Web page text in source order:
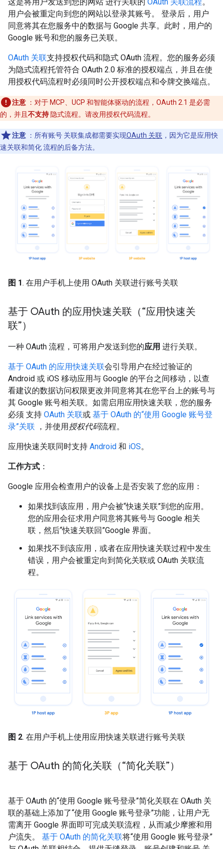
用户会被重定向到您的网站以登录其账号。 登录后，用户
同意将其在您服务中的数据与 Google 共享。此时，用户的
Google 账号和您的服务已关联。
OAuth 关联支持授权代码和隐式 OAuth 流程。您的服务必须
为隐式流程托管符合 OAuth 2.0 标准的授权端点，并且在使
用授权代码流程时必须同时公开授权端点和令牌交换端点。
注意 ：对于 MCP、UCP 和智能体驱动的流程，OAuth 2.1 是必需
的，并且 不支持隐式流程。请改用授权代码流程。
注意 ：所有账号 关联集成都需要实现OAuth 关联 ，因为它是应用快
速关联和简化 流程的后备方法。
图 1. 在用户手机上使用 OAuth 关联进行账号关联
基于 OAuth 的应用快速关联（“应用快速关
联”）
一种 OAuth 流程，可将用户发送到您的应用 进行关联。
基于 OAuth 的应用快速关联会引导用户在经过验证的
Android 或 iOS 移动应用与 Google 的平台之间移动，以查
看建议的数据访问权限更改并同意将其在您平台上的账号与
其 Google 账号相关联。如需启用应用快速关联，您的服务
必须 支持 OAuth 关联或 基于 OAuth 的“使用 Google 账号登
录”关联 ，并使用授权代码流程。
应用快速关联同时支持 Android 和 iOS。
工作方式 ：
Google 应用会检查用户的设备上是否安装了您的应用：
如果找到该应用，用户会被“快速关联”到您的应用。
您的应用会征求用户同意将其账号与 Google 相关
联，然后“快速关联回”Google 界面。
如果找不到该应用，或者在应用快速关联过程中发生
错误，用户会被重定向到简化关联或 OAuth 关联流
程。
图 2. 在用户手机上使用应用快速关联进行账号关联
基于 OAuth 的简化关联（“简化关联”）
基于 OAuth 的“使用 Google 账号登录”简化关联在 OAuth 关
联的基础上添加了“使用 Google 账号登录”功能，让用户无
需离开 Google 界面即可完成关联流程，从而减少摩擦和用
户流失。 基于 OAuth 的简化关联将“使用 Google 账号登录”